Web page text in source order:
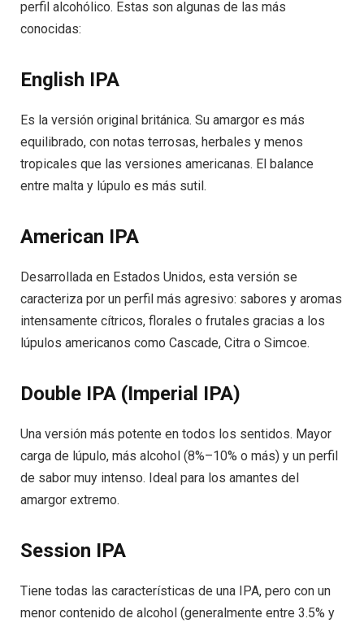
perfil alcohólico. Estas son algunas de las más
conocidas:
English IPA
Es la versión original británica. Su amargor es más
equilibrado, con notas terrosas, herbales y menos
tropicales que las versiones americanas. El balance
entre malta y lúpulo es más sutil.
American IPA
Desarrollada en Estados Unidos, esta versión se
caracteriza por un perfil más agresivo: sabores y aromas
intensamente cítricos, florales o frutales gracias a los
lúpulos americanos como Cascade, Citra o Simcoe.
Double IPA (Imperial IPA)
Una versión más potente en todos los sentidos. Mayor
carga de lúpulo, más alcohol (8%–10% o más) y un perfil
de sabor muy intenso. Ideal para los amantes del
amargor extremo.
Session IPA
Tiene todas las características de una IPA, pero con un
menor contenido de alcohol (generalmente entre 3.5% y